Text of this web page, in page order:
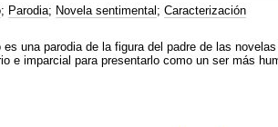
; Parodia; Novela sentimental ; Caracterización
es una parodia de la figura del padre de las
e imparcial para presentarlo como un ser más